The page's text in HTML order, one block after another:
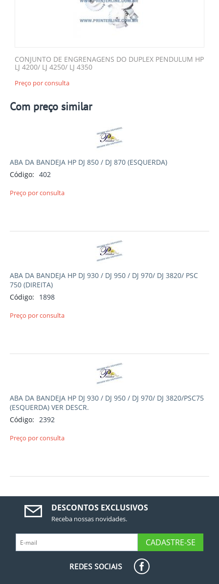
CONJUNTO DE ENGRENAGENS DO DUPLEX PENDULUM HP
LJ 4200/ LJ 4250/ LJ 4350
Preço por consulta
Com preço similar
ABA DA BANDEJA HP DJ 850 / DJ 870 (ESQUERDA)
Código: 402
Preço por consulta
ABA DA BANDEJA HP DJ 930 / DJ 950 / DJ 970/ DJ 3820/ PSC
750 (DIREITA)
Código:
1898
Preço por consulta
ABA DA BANDEJA HP DJ 930 / DJ 950 / DJ 970/ DJ 3820/PSC75
(ESQUERDA) VER DESCR.
Código: 2392
Preço por consulta
DESCONTOS EXCLUSIVOS
Receba nossas novidades.
CADASTRE-SE
REDES SOCIAIS